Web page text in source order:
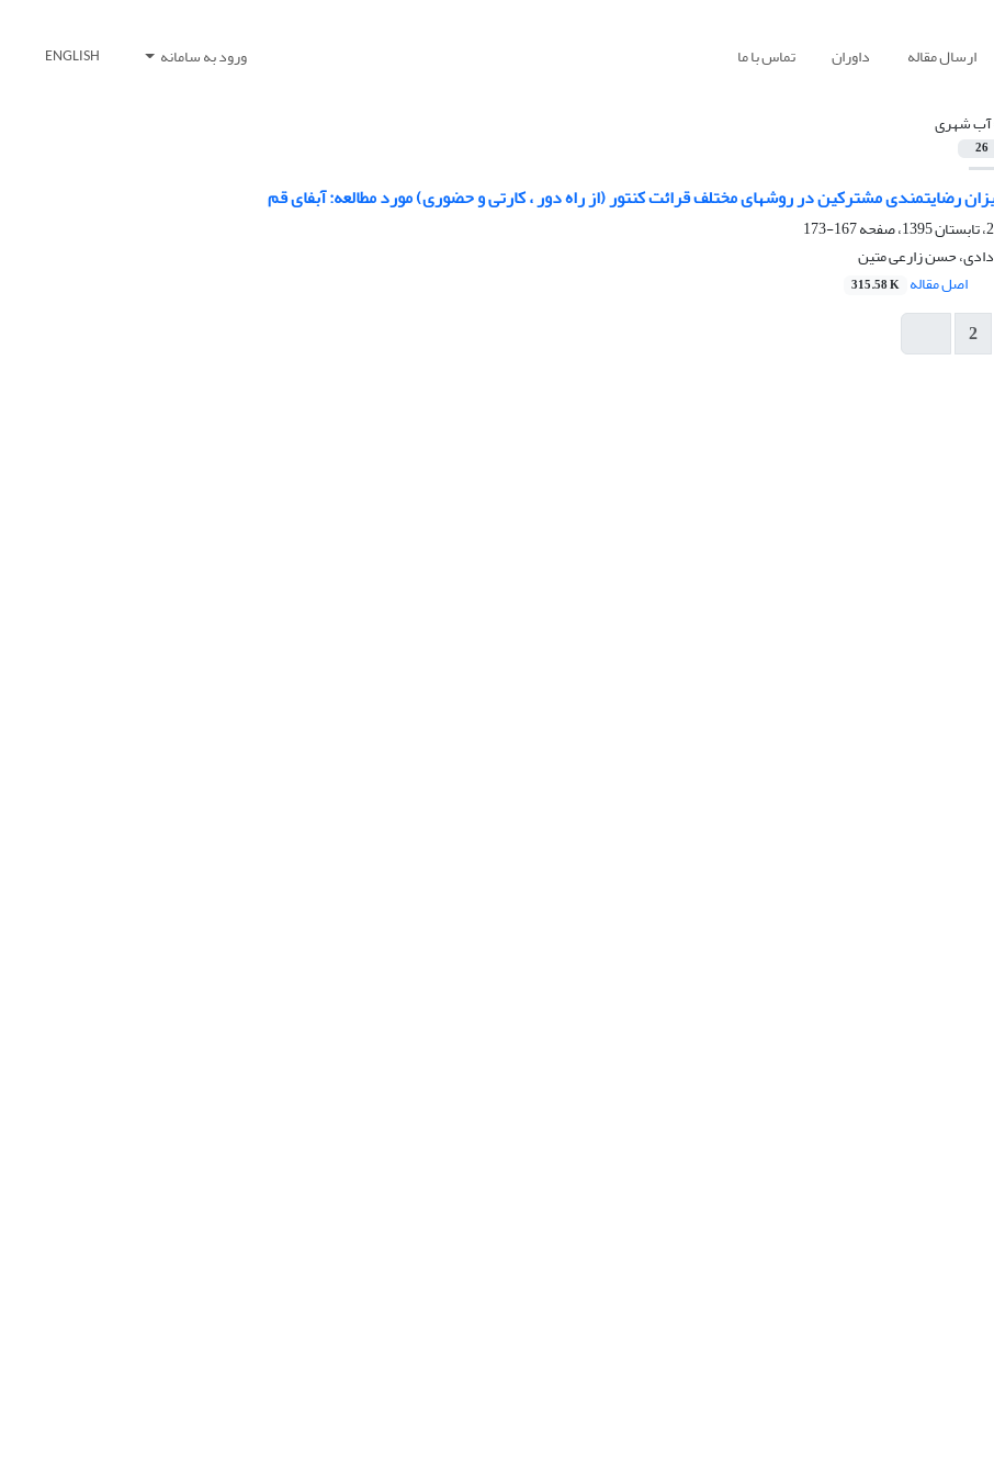
ارسال مقاله داوران تماس با ما ورود به سامانه ENGLISH
آب شهری
26
رضایتمندی مشترکین در روشهای مختلف قرائت کنتور (از راه دور ، کارتی و حضوری) مورد مطالعه: آبفای قم
167-173
حسن زارعی متین
اصل مقاله 315.58 K
2